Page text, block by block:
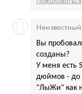
Вы
созданы?
У меня есть
дюймов - до
"ЛыЖи" как
Неизвестный